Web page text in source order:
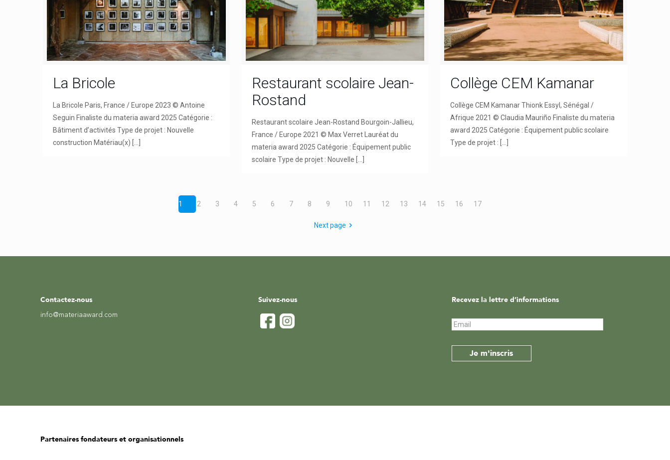
La Bricole
La Bricole Paris, France / Europe 2023 © Antoine
Seguin Finaliste du materia award 2025 Catégorie :
Bâtiment d’activités Type de projet : Nouvelle
construction Matériau(x)
Restaurant scolaire Jean-
Rostand
Restaurant scolaire Jean-Rostand Bourgoin-Jallieu,
France / Europe 2021 © Max Verret Lauréat du
materia award 2025 Catégorie : Équipement public
scolaire Type de projet : Nouvelle
Collège CEM Kamanar
Collège CEM Kamanar Thionk Essyl, Sénégal /
Afrique 2021 © Claudia Mauriño Finaliste du materia
award 2025 Catégorie : Équipement public scolaire
Type de projet :
1 2 3 4 5 6 7 8 9 10 11 12 13 14 15 16 17
Next page
Contactez-nous
info@materiaaward.com
Suivez-nous Recevez la lettre d’informations
Partenaires fondateurs et organisationnels